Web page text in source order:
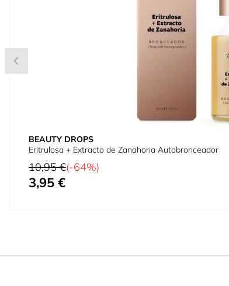
BEAUTY DROPS
Eritrulosa + Extracto de Zanahoria Autobronceador
Precio habitual
10,95 €(-64%)
Precio especial
3,95 €